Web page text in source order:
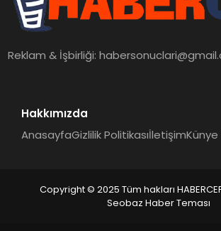
Reklam & İşbirliği:
Hakkımızda
AnasayfaGizlilik PolitikasıİletişimKünye
Copyright © 2025 Tüm hakları
Seobaz Haber Teması